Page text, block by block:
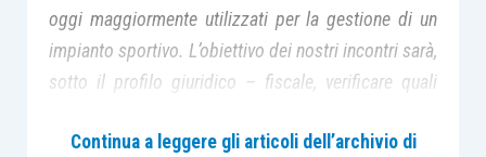
oggi maggiormente utilizzati per la gestione di un
impianto sportivo. L’obiettivo dei nostri incontri sarà,
sotto il profilo giuridico – fiscale, verificare quali
gestione e i servizi resi disponibili dagli impianti
Continua a leggere gli articoli dell’archivio di